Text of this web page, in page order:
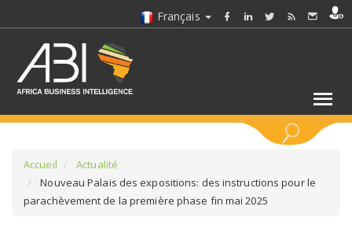
Français
Accueil
Actualité
Nouveau Palais des expositions: des instructions pour le
parachèvement de la première phase fin mai 2025